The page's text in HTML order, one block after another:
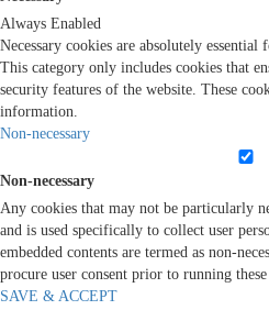
Always Enabled
Necessary cookies are absolutely
This category only includes cookies that
security features of the website. These
information.
Non-necessary
Non-necessary
Any cookies that may not be particularly
and is used specifically to collect user
embedded contents are termed as non-
procure user consent prior to running
SAVE & ACCEPT